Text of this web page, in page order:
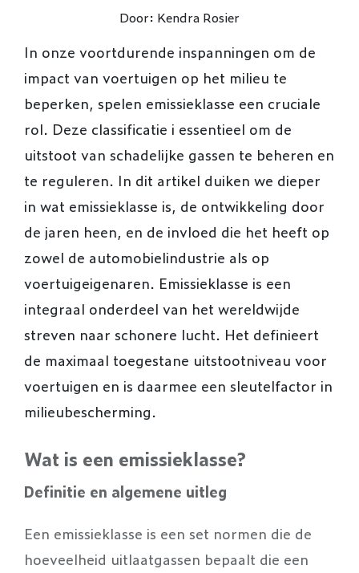
Door: Kendra Rosier
In onze voortdurende inspanningen om de
impact van voertuigen op het milieu te
beperken, spelen emissieklasse een cruciale
rol. Deze classificatie i essentieel om de
uitstoot van schadelijke gassen te beheren en
te reguleren. In dit artikel duiken we dieper
in wat emissieklasse is, de ontwikkeling door
de jaren heen, en de invloed die het heeft op
zowel de automobielindustrie als op
voertuigeigenaren. Emissieklasse is een
integraal onderdeel van het wereldwijde
streven naar schonere lucht. Het definieert
de maximaal toegestane uitstootniveau voor
voertuigen en is daarmee een sleutelfactor in
milieubescherming.
Wat is een emissieklasse?
Definitie en algemene uitleg
Een emissieklasse is een set normen die de
hoeveelheid uitlaatgassen bepaalt die een